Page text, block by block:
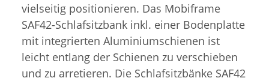
vielseitig positionieren. Das Mobiframe
SAF42-Schlafsitzbank inkl. einer Bodenplatte
mit integrierten Aluminiumschienen ist
leicht entlang der Schienen zu verschieben
und zu arretieren. Die Schlafsitzbänke SAF42